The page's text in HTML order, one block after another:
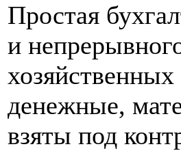
Простая
и
денежные,
взяты под